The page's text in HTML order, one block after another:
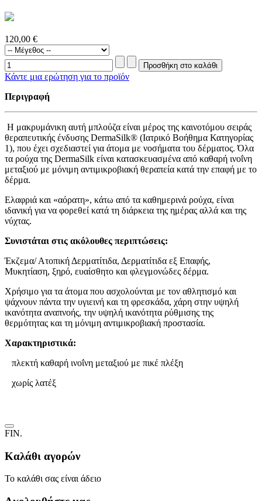
120,00 €
Κάντε μια ερώτηση για το προϊόν
Περιγραφή
Η μακρυμάνικη αυτή μπλούζα είναι μέρος της καινοτόμου σειράς
θεραπευτικής ένδυσης DermaSilk® (Ιατρικό Βοήθημα Κατηγορίας
1), που έχει σχεδιαστεί για άτομα με νοσήματα του δέρματος. Όλα
τα ρούχα της DermaSilk είναι κατασκευασμένα από καθαρή ινοΐνη
μεταξιού με μόνιμη αντιμικροβιακή θεραπεία κατά την επαφή με το
δέρμα.
Ελαφριά και «αόρατη», κάτω από τα καθημερινά ρούχα, είναι
ιδανική για να φορεθεί κατά τη διάρκεια της ημέρας αλλά και της
νύχτας.
Συνιστάται στις ακόλουθες περιπτώσεις:
Έκζεμα/ Ατοπική Δερματίτιδα, Δερματίτιδα εξ Επαφής,
Μυκητίαση, ξηρό, ευαίσθητο και φλεγμονώδες δέρμα.
Χρήσιμο για τα άτομα που ασχολούνται με τον αθλητισμό και
ψάχνουν πάντα την υγιεινή και τη φρεσκάδα, χάρη στην υψηλή
ικανότητα αναπνοής, την υψηλή ικανότητα ρύθμισης της
θερμότητας και τη μόνιμη αντιμικροβιακή προστασία.
Χαρακτηριστικά:
πλεκτή καθαρή ινοΐνη μεταξιού με πικέ πλέξη
χωρίς λατέξ
FIN.
Καλάθι αγορών
Το καλάθι σας είναι άδειο